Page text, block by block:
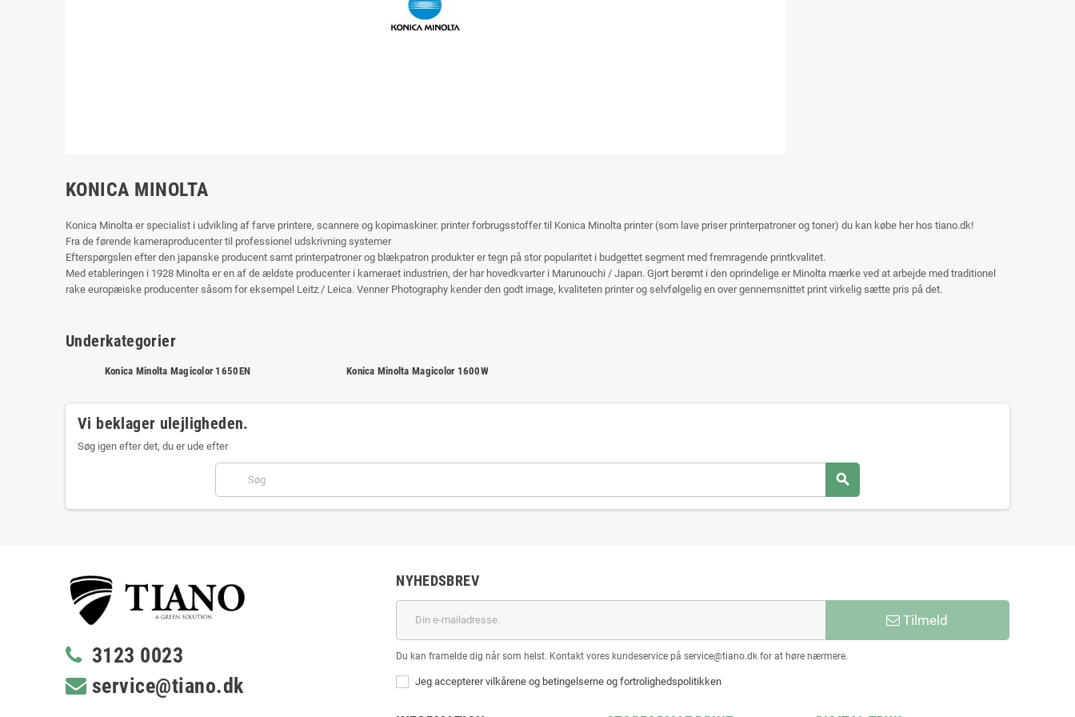
KONICA MINOLTA
Konica Minolta er specialist i udvikling af farve printere, scannere og kopimaskiner. printer forbrugsstoffer til Konica Minolta printer (som lave priser printerpatroner og toner) du kan købe her hos tiano.dk!
Fra de førende kameraproducenter til professionel udskrivning systemer
Efterspørgslen efter den japanske producent samt printerpatroner og blækpatron produkter er tegn på stor popularitet i budgettet segment med fremragende printkvalitet.
Med etableringen i 1928 Minolta er en af de ældste producenter i kameraet industrien, der har hovedkvarter i Marunouchi / Japan. Gjort berømt i den oprindelige er Minolta mærke ved at arbejde med traditionel
rake europæiske producenter såsom for eksempel Leitz / Leica. Venner Photography kender den godt image, kvaliteten printer og selvfølgelig en over gennemsnittet print virkelig sætte pris på det.
Underkategorier
Konica Minolta Magicolor 1650EN Konica Minolta Magicolor 1600W
Vi beklager ulejligheden.
Søg igen efter det, du er ude efter
search
3123 0023
service@tiano.dk
NYHEDSBREV
Tilmeld
Du kan framelde dig når som helst. Kontakt vores kundeservice på service@tiano.dk for at høre nærmere.
Jeg accepterer vilkårene og betingelserne og fortrolighedspolitikken